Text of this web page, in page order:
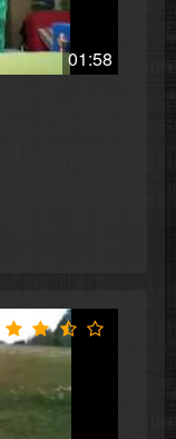
01:58